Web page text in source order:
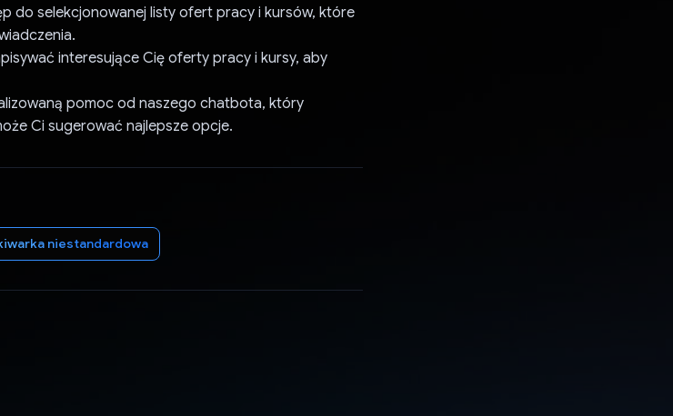
do selekcjonowanej listy ofert pracy i kursów, które
interesujące Cię oferty pracy i kursy, aby
pomoc od naszego chatbota, który
Ci sugerować najlepsze opcje.
niestandardowa